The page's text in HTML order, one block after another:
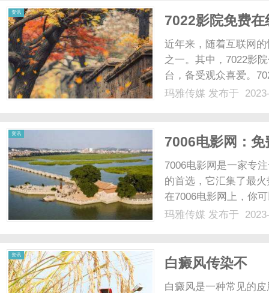
资讯
7022影院免费
近年来，随着互联网
之一。其中，7022影
台，备受观众喜爱。
观众带来了极佳的观
玛雅传媒 发布于
资讯
7006电影网：
7006电影网是一家专
的首选，它汇集了最
在7006电影网上，你
是经典老剧，都能在
玛雅传媒 发布于
资讯
白癜风传染不
白癜风是一种常见的